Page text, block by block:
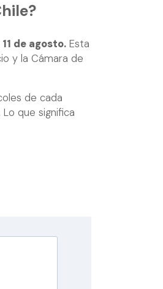
de agosto. Esta
y la Cámara de
de cada
que significa